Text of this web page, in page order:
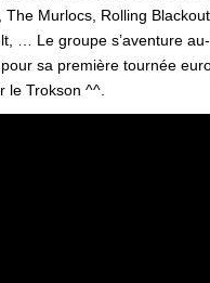
The Murlocs, Rolling
… Le groupe s’aventure
sa première tournée
le Trokson ^^.